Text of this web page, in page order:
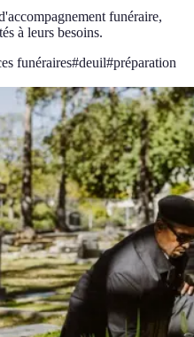
funéraire,
à leurs besoins.
funéraires#deuil#préparation